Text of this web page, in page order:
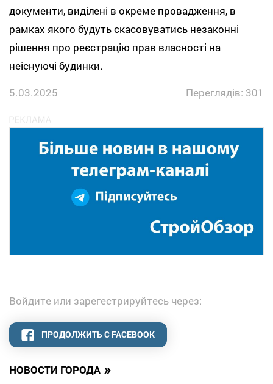
НОВОСТИ ГОРОДА »
документи, виділені в окреме провадження, в
рамках якого будуть скасовуватись незаконні
рішення про реєстрацію прав власності на
неіснуючі будинки.
5.03.2025
Переглядів: 301
Войдите или зарегестрируйтесь через:
ПРОДОЛЖИТЬ С FACEBOOK